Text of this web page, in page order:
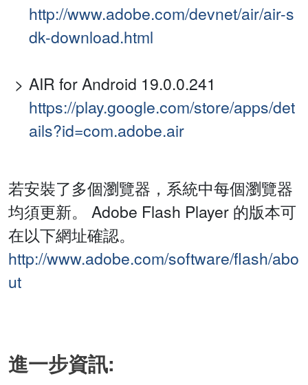
http://www.adobe.com/devnet/air/air-s
dk-download.html
AIR for Android 19.0.0.241
https://play.google.com/store/apps/det
ails?id=com.adobe.air
若安裝了多個瀏覽器，系統中每個瀏覽器
均須更新。 Adobe Flash Player 的版本可
在以下網址確認。
http://www.adobe.com/software/flash/abo
ut
進一步資訊: